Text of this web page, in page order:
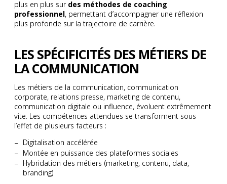
plus en plus sur des méthodes de coaching
professionnel, permettant d’accompagner une réflexion
plus profonde sur la trajectoire de carrière.
LES SPÉCIFICITÉS DES MÉTIERS DE
LA COMMUNICATION
Les métiers de la communication, communication
corporate, relations presse, marketing de contenu,
communication digitale ou influence, évoluent extrêmement
vite. Les compétences attendues se transforment sous
l’effet de plusieurs facteurs :
Digitalisation accélérée
Montée en puissance des plateformes sociales
Hybridation des métiers (marketing, contenu, data,
branding)